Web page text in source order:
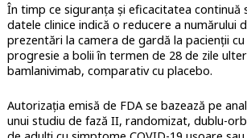
În timp ce siguranța și eficacitatea continuă
datele clinice indică o reducere a numărului
prezentări la camera de gardă la pacienții
progresie a bolii în termen de 28 de zile
bamlanivimab, comparativ cu placebo.
Autorizația emisă de FDA se bazează pe
unui studiu de fază II, randomizat, dublu-